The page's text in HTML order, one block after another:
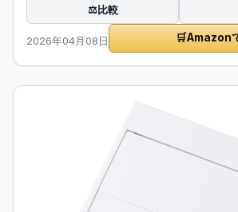
⚖️比較
2026年04月08日 🛒Amazon